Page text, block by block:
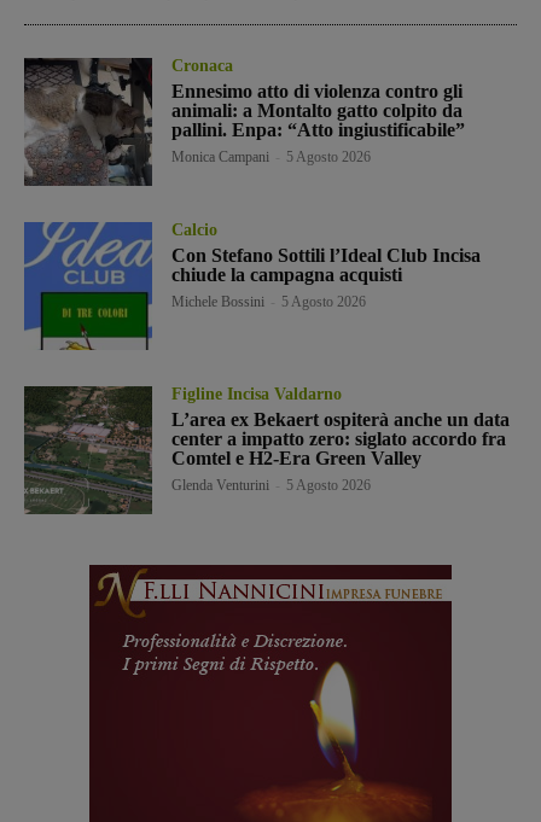
Cronaca
Ennesimo atto di violenza contro gli
animali: a Montalto gatto colpito da
pallini. Enpa: “Atto ingiustificabile”
Monica Campani 5 Agosto 2026
Calcio
Con Stefano Sottili l’Ideal Club Incisa
chiude la campagna acquisti
Michele Bossini 5 Agosto 2026
Figline Incisa Valdarno
L’area ex Bekaert ospiterà anche un data
center a impatto zero: siglato accordo fra
Comtel e H2-Era Green Valley
Glenda Venturini 5 Agosto 2026